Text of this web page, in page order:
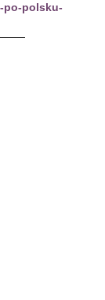
po-polsku-